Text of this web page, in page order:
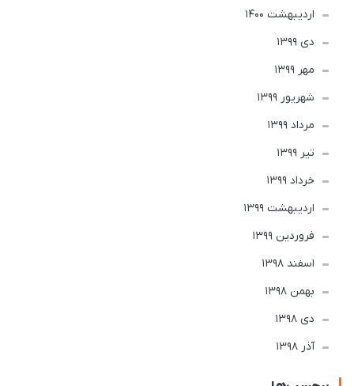
ارديبهشت 1400
دی 1399
مهر 1399
شهریور 1399
مرداد 1399
تير 1399
خرداد 1399
ارديبهشت 1399
فروردین 1399
اسفند 1398
بهمن 1398
دی 1398
آذر 1398